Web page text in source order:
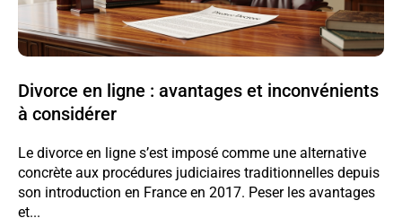
Divorce en ligne : avantages et inconvénients
à considérer
Le divorce en ligne s’est imposé comme une alternative
concrète aux procédures judiciaires traditionnelles depuis
son introduction en France en 2017. Peser les avantages
et...